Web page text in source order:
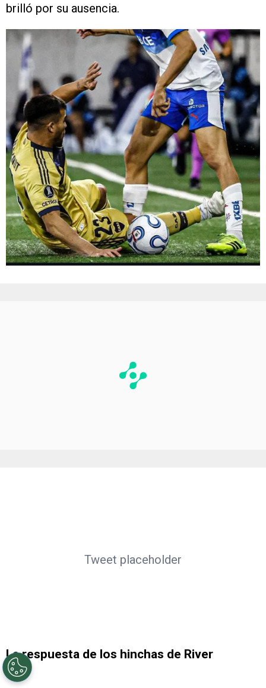
brilló por su ausencia.
Tweet placeholder
La respuesta de los hinchas de River